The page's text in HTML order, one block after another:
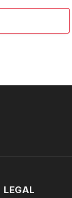
LEGAL